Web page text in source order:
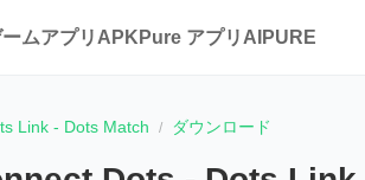
ムアプリ APKPure アプリ AIPURE
Link - Dots Match ダウンロード